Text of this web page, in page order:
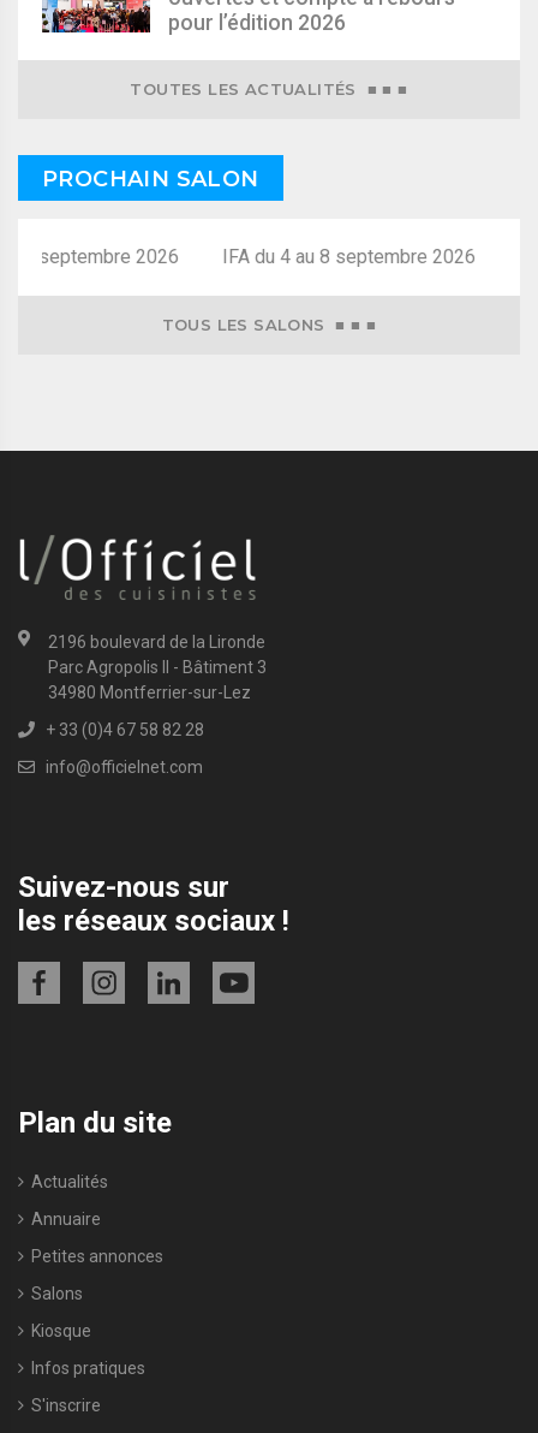
pour l’édition 2026
TOUTES LES ACTUALITÉS ■ ■ ■
PROCHAIN SALON
8 septembre 2026
TOUS LES SALONS ■ ■ ■
2196 boulevard de la Lironde
Parc Agropolis II - Bâtiment 3
34980 Montferrier-sur-Lez
+ 33 (0)4 67 58 82 28
info@officielnet.com
Suivez-nous sur
les réseaux sociaux !
Plan du site
Actualités
Annuaire
Petites annonces
Salons
Kiosque
Infos pratiques
S'inscrire